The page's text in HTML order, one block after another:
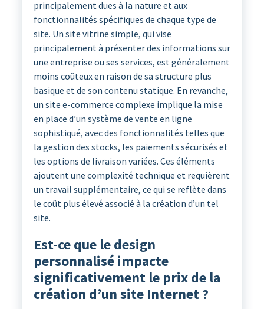
principalement dues à la nature et aux
fonctionnalités spécifiques de chaque type de
site. Un site vitrine simple, qui vise
principalement à présenter des informations sur
une entreprise ou ses services, est généralement
moins coûteux en raison de sa structure plus
basique et de son contenu statique. En revanche,
un site e-commerce complexe implique la mise
en place d’un système de vente en ligne
sophistiqué, avec des fonctionnalités telles que
la gestion des stocks, les paiements sécurisés et
les options de livraison variées. Ces éléments
ajoutent une complexité technique et requièrent
un travail supplémentaire, ce qui se reflète dans
le coût plus élevé associé à la création d’un tel
site.
Est-ce que le design
personnalisé impacte
significativement le prix de la
création d’un site Internet ?